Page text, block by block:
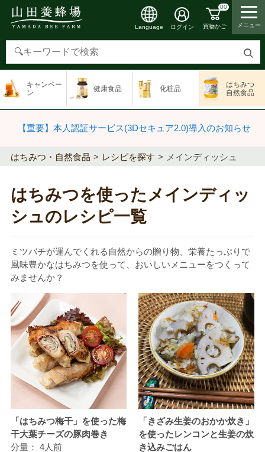
検
す
Language ログイン
00
買物かご メニュー
キャンペー
ン
健康食品 化粧品
はちみつ
自然食品
【重要】本人認証サービス(3Dセキュア2.0)導入のお知らせ
はちみつ・自然食品 レシピを探す メインディッシュ
はちみつを使ったメインディッ
シュのレシピ一覧
ミツバチが運んでくれる自然からの贈り物、栄養たっぷりで
風味豊かなはちみつを使って、おいしいメニューをつくって
みませんか？
「はちみつ梅干」を使った梅
干大葉チーズの豚肉巻き
分量： 4人前
「きざみ生姜のおかか炊き」
を使ったレンコンと生姜の炊
き込みごはん